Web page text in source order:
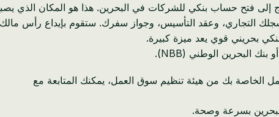
سجلك التجاري، وعقد التأسيس، وجواز سفرك. ستقوم بإيداع رأس
الخاصة بك من هيئة تنظيم سوق العمل، يمكنك المتابعة مع
بسرعة وصحة.